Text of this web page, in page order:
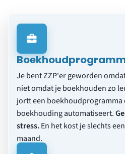
Je bent ZZP'er geworden
niet omdat je boekhouden zo
jortt een
boekhouding automatiseert.
stress.En het kost je slechts
maand.